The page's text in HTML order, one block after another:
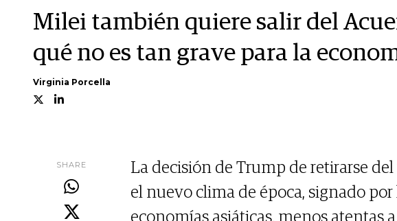
Milei también quiere salir del
qué no es tan grave para la
Virginia Porcella
SHARE
La decisión de Trump de retirarse
el nuevo clima de época, signado